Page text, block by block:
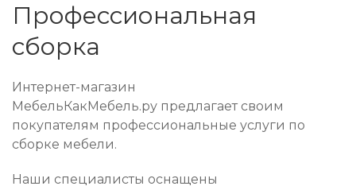
Профессиональная
сборка
Интернет-магазин
МебельКакМебель.ру предлагает своим
покупателям профессиональные услуги по
сборке мебели.
Наши специалисты оснащены